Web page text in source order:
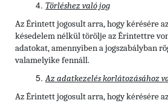
Törléshez való jog
Az Érintettjogosult arra, hogy kérésére
késedelem nélkül törölje az Érintettre
adatokat, amennyiben a jogszabályban
valamelyike fennáll.
Az adatkezelés korlátozásához
Az Érintett jogosult arra, hogy kérésére